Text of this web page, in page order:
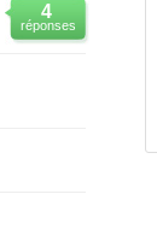
4
réponses